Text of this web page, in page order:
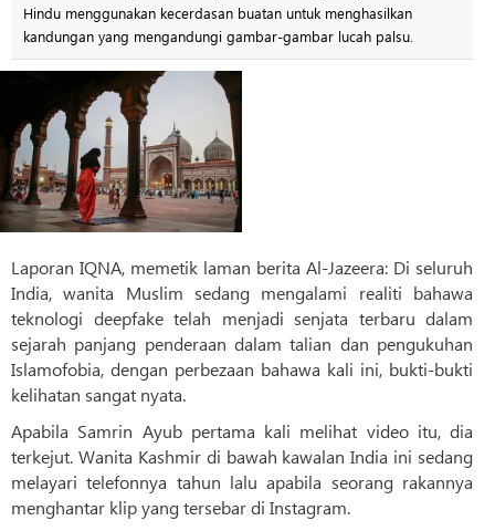
Hindu menggunakan kecerdasan buatan untuk menghasilkan
kandungan yang mengandungi gambar-gambar lucah palsu.
Laporan IQNA, memetik laman berita Al-Jazeera: Di seluruh
India, wanita Muslim sedang mengalami realiti bahawa
teknologi deepfake telah menjadi senjata terbaru dalam
sejarah panjang penderaan dalam talian dan pengukuhan
Islamofobia, dengan perbezaan bahawa kali ini, bukti-bukti
kelihatan sangat nyata.
Apabila Samrin Ayub pertama kali melihat video itu, dia
terkejut. Wanita Kashmir di bawah kawalan India ini sedang
melayari telefonnya tahun lalu apabila seorang rakannya
menghantar klip yang tersebar di Instagram.